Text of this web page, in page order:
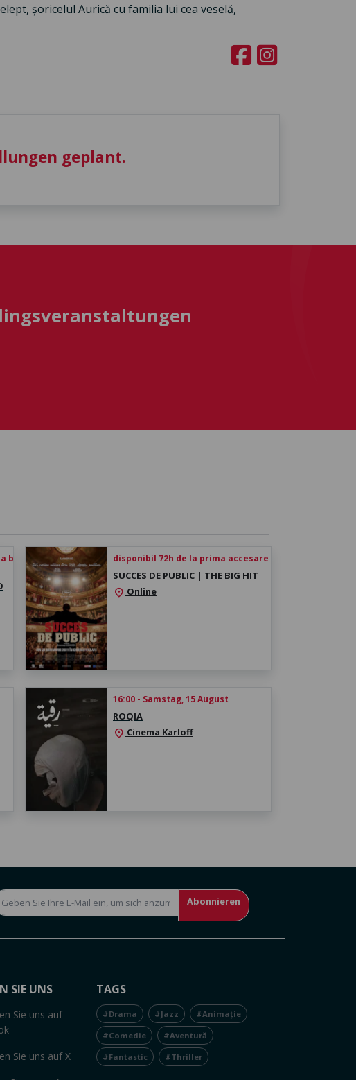
șoricelul Aurică cu familia lui cea veselă,
geplant.
biletului disponibil 72h de la prima accesare
SUCCES DE PUBLIC | THE BIG HIT
location_on Online
16:00 - Samstag, 15 August
ROQIA
location_on Cinema Karloff
Abonnieren
SIE UNS
Sie uns auf
Sie uns auf X
TAGS
#Drama #Jazz #Animație
#Comedie #Aventură
#Fantastic #Thriller